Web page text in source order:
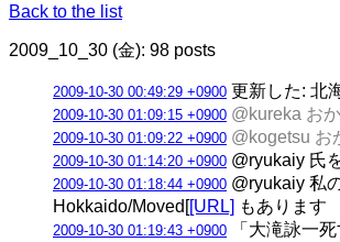
Back to the list
2009_10_30 (金): 98 posts
2009-10-30 00:49:29 +0900 更新した: 北
2009-10-30 01:09:15 +0900 @kureka お
2009-10-30 01:09:22 +0900 @kogetsu お
2009-10-30 01:14:20 +0900 @ryukaiy 氏
2009-10-30 01:18:44 +0900 @ryukaiy 私
Hokkaido/Moved[[URL] もあります
2009-10-30 01:19:43 +0900 「大滝詠一